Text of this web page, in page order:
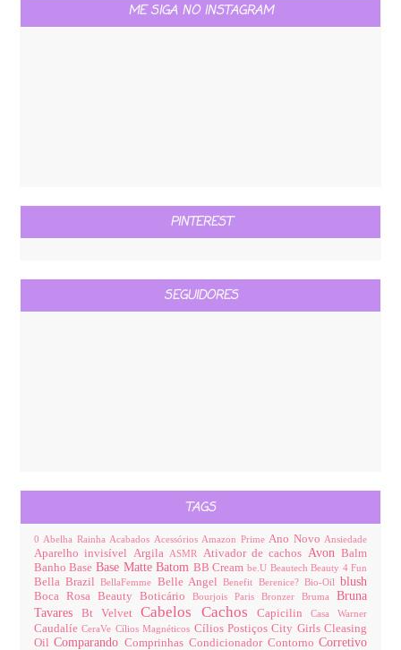
ME SIGA NO INSTAGRAM
PINTEREST
SEGUIDORES
TAGS
0 Abelha Rainha Acabados Acessórios Amazon Prime Ano Novo Ansiedade
Aparelho invisível Argila ASMR Ativador de cachos AvonBalm
BanhoBase Base MatteBatom BB Cream be.U BeautechBeauty 4 Fun
Bella BrazilBellaFemme Belle AngelBenefit Berenice? Bio-Oil blush
Boca Rosa Beauty BoticárioBourjois ParisBronzerBruma Bruna
Tavares Bt VelvetCabelos Cachos CapicilinCasa Warner
CaudalíeCeraVe Cílios Magnéticos Cílios PostiçosCity GirlsCleasing
OilComparandoComprinhas Condicionador ContornoCorretivo